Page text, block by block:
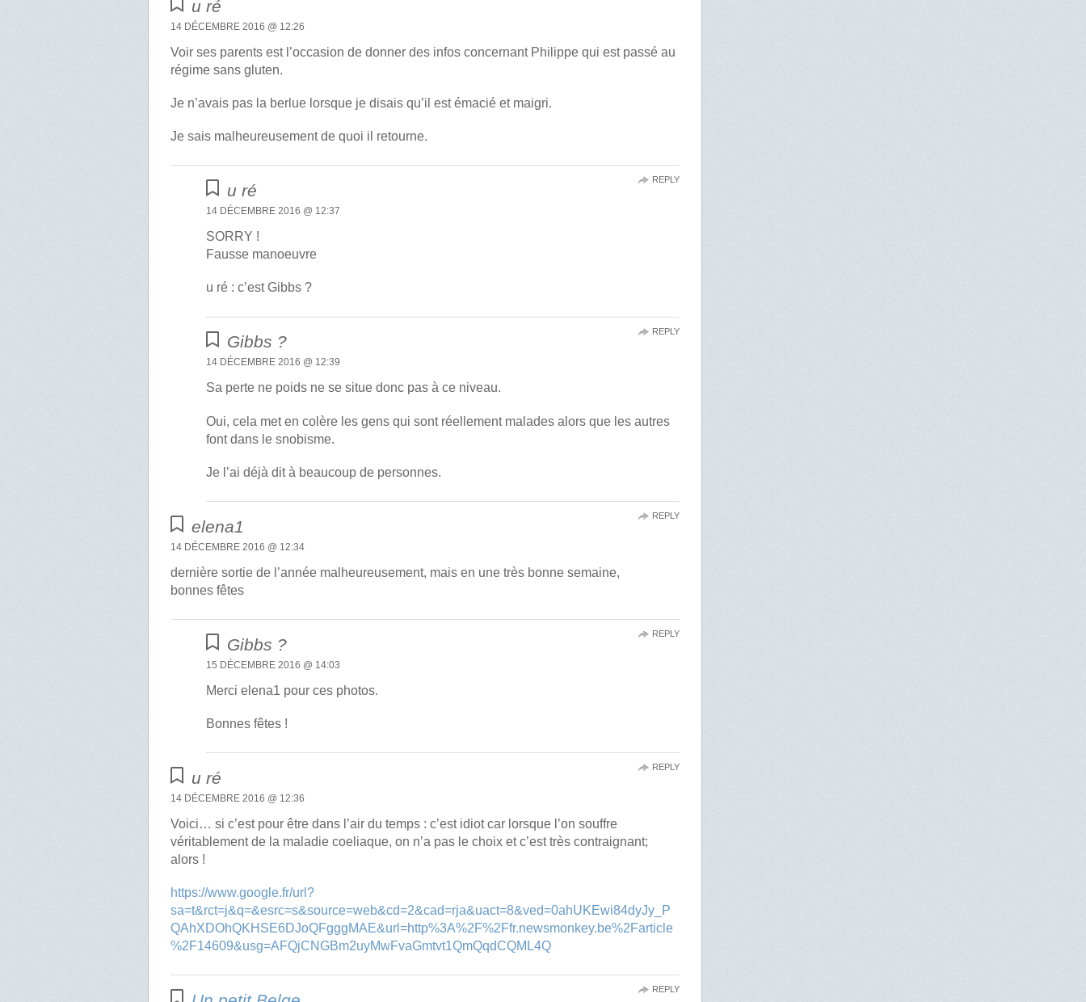
u ré
14 DÉCEMBRE 2016 @ 12:26
Voir ses parents est l’occasion de donner des infos concernant Philippe qui est passé au
régime sans gluten.
Je n’avais pas la berlue lorsque je disais qu’il est émacié et maigri.
Je sais malheureusement de quoi il retourne.
u ré
14 DÉCEMBRE 2016 @ 12:37
SORRY !
Fausse manoeuvre
u ré : c’est Gibbs ?
REPLY
Gibbs ?
14 DÉCEMBRE 2016 @ 12:39
Sa perte ne poids ne se situe donc pas à ce niveau.
Oui, cela met en colère les gens qui sont réellement malades alors que les autres
font dans le snobisme.
Je l’ai déjà dit à beaucoup de personnes.
REPLY
elena1
14 DÉCEMBRE 2016 @ 12:34
dernière sortie de l’année malheureusement, mais en une très bonne semaine,
bonnes fêtes
REPLY
Gibbs ?
15 DÉCEMBRE 2016 @ 14:03
Merci elena1 pour ces photos.
Bonnes fêtes !
REPLY
u ré
14 DÉCEMBRE 2016 @ 12:36
Voici… si c’est pour être dans l’air du temps : c’est idiot car lorsque l’on souffre
véritablement de la maladie coeliaque, on n’a pas le choix et c’est très contraignant;
alors !
https://www.google.fr/url?
sa=t&rct=j&q=&esrc=s&source=web&cd=2&cad=rja&uact=8&ved=0ahUKEwi84dyJy_P
QAhXDOhQKHSE6DJoQFgggMAE&url=http%3A%2F%2Ffr.newsmonkey.be%2Farticle
%2F14609&usg=AFQjCNGBm2uyMwFvaGmtvt1QmQqdCQML4Q
REPLY
REPLY